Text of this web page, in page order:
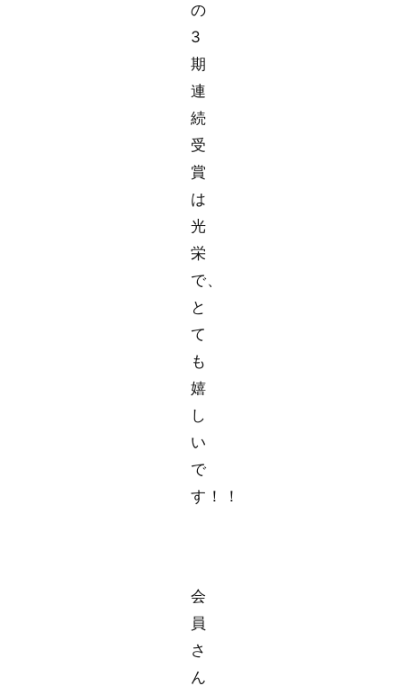
の
3
期
連
続
受
賞
は
光
栄
で、
と
て
も
嬉
し
い
で
す！！
会
員
さ
ん